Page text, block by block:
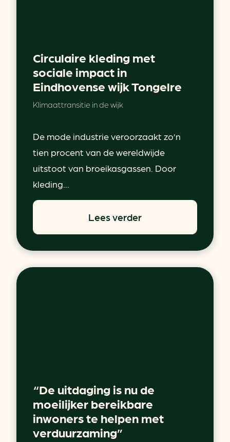
Circulaire kleding met
sociale impact in
Eindhovense wijk Tongelre
Klimaattransitie in de wijk
De mode industrie veroorzaakt zo’n
tien procent van de wereldwijde
uitstoot van broeikasgassen. Door
kleding...
Lees verder
“De uitdaging is nu de
moeilijker bereikbare
inwoners te helpen met
verduurzaming”